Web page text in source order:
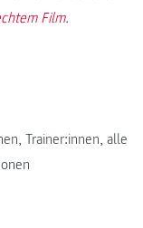
Film.
Trainer:innen, alle